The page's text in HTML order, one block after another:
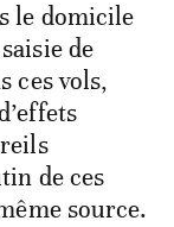
le domicile
de
ces vols,
de ces
source.